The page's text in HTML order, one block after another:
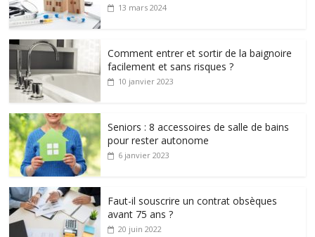
13 mars 2024
Comment entrer et sortir de la baignoire
facilement et sans risques ?
10 janvier 2023
Seniors : 8 accessoires de salle de bains
pour rester autonome
6 janvier 2023
Faut-il souscrire un contrat obsèques
avant 75 ans ?
20 juin 2022